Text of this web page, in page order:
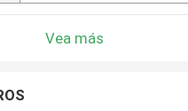
Vea más